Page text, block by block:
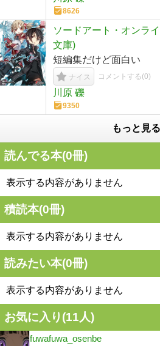
8626
ソードアート・オンラ
文庫)
短編集だけど面白い
ナイス コメントする(0)
川原 礫
9350
もっと見る
読んでる本(0冊)
表示する内容がありません
積読本(0冊)
表示する内容がありません
読みたい本(0冊)
表示する内容がありません
お気に入り(11人)
fuwafuwa_osenbe